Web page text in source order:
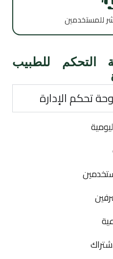
للمستخدمين
التحكم للطبيب
تحكم الإدارة